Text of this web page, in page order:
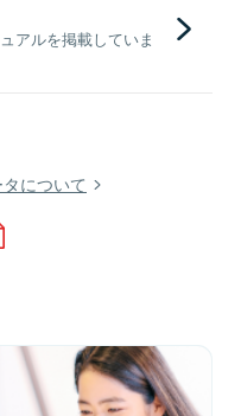
アルを掲載していま
について